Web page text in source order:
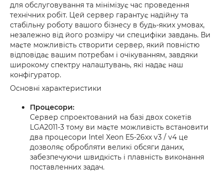
для обслуговування та мінімізує час проведення
технічних робіт. Цей сервер гарантує надійну та
стабільну роботу вашого бізнесу в будь-яких умовах,
незалежно від його розміру чи специфіки завдань. Ви
маєте можливість створити сервер, який повністю
відповідає вашим потребам і очікуванням, завдяки
широкому спектру налаштувань, які надає наш
конфігуратор.
Основні характеристики
Процесори:
Сервер спроектований на базі двох сокетів
LGA2011-3 тому ви маєте можливість встановити
два процесори Intel Xeon E5-26xx v3 / v4 це
дозволяє обробляти великі обсяги даних,
забезпечуючи швидкість і плавність виконання
поставленних задач.